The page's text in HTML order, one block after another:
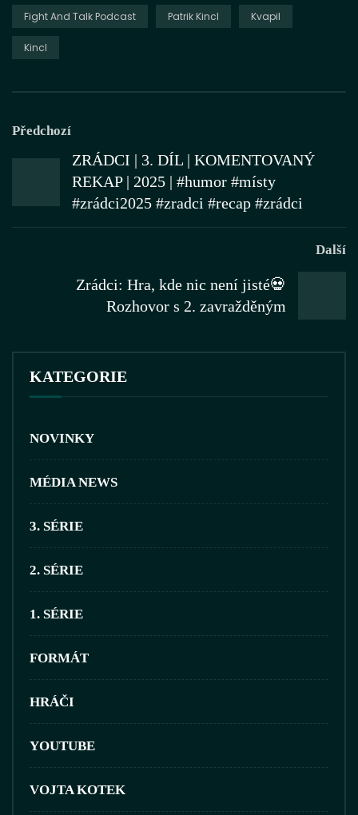
Fight And Talk Podcast Patrik Kincl Kvapil
Kincl
Předchozí
ZRÁDCI | 3. DÍL | KOMENTOVANÝ
REKAP | 2025 | #humor #místy
#zrádci2025 #zradci #recap #zrádci
Další
Zrádci: Hra, kde nic není jisté💀
Rozhovor s 2. zavražděným
KATEGORIE
NOVINKY
MÉDIA NEWS
3. SÉRIE
2. SÉRIE
1. SÉRIE
FORMÁT
HRÁČI
YOUTUBE
VOJTA KOTEK